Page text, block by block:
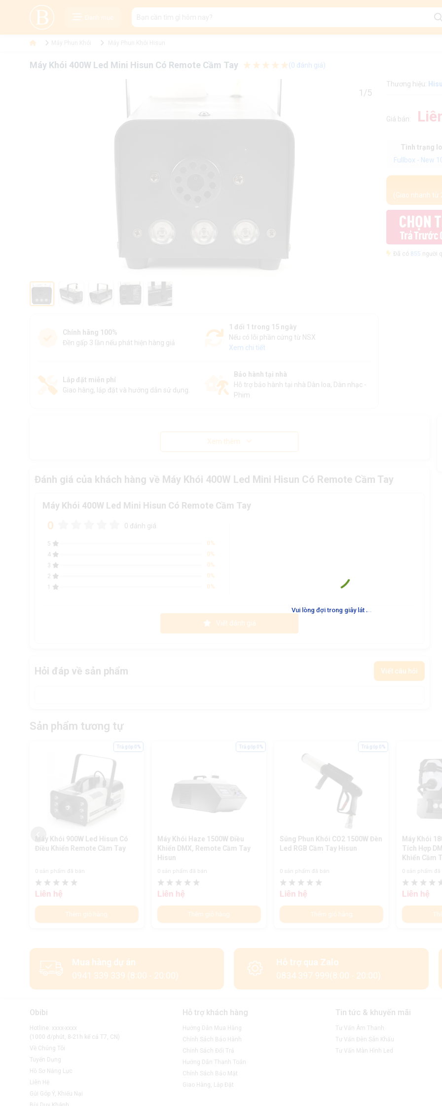
Vui lòng đợi trong giây lát ...
Danh mục
Máy Khói 400W Led Mini Hisun Có Remote Cầm Tay (0 đánh giá)
1/5
Chính hãng 100%
Đền gấp 3 lần nếu phát hiện hàng giả
1 đổi 1 trong 15 ngày
Nếu có lỗi phần cứng từ NSX
Xem chi tiết
Lắp đặt miễn phí
Giao hàng, lắp đặt và hướng dẫn sử dụng.
Bảo hành tại nhà
Hỗ trợ bảo hành tại nhà Dàn loa, Dàn nhạc -
Phim
Thương hiệu:
Giá bán:
Tình trạng
Fullbox - New
(Giao nhanh từ
Đã có 855 người
Xem thêm
Đánh giá của khách hàng về Máy Khói 400W Led Mini Hisun Có Remote Cầm Tay
Máy Khói 400W Led Mini Hisun Có Remote Cầm Tay
0 0 đánh giá
5
0%
4
0%
3
0%
2
0%
1
0%
Viết đánh giá
Hỏi đáp về sản phẩm Viết câu hỏi
Sản phẩm tương tự
Máy Khói 900W Led Hisun Có
Điều Khiển Remote Cầm Tay
0 sản phẩm đã bán
Liên hệ
Thêm giỏ hàng
Trả góp 0%
Máy Khói Haze 1500W Điều
Khiển DMX, Remote Cầm Tay
Hisun
0 sản phẩm đã bán
Liên hệ
Thêm giỏ hàng
Trả góp 0%
Súng Phun Khói CO2 1500W Đèn
Led RGB Cầm Tay Hisun
0 sản phẩm đã bán
Liên hệ
Thêm giỏ hàng
Trả góp 0%
Máy Khói
Tích Hợp
Khiển Cầm
0 sản phẩm đã
Liên hệ
Mua hàng dự án
0941 339 339 (8:00 - 20:00)
Hỗ trợ qua Zalo
0834 397 999(8:00 - 20:00)
Obibi
Hotline: xxxx-xxxx
(1000 đ/phút, 8-21h kể cả T7, CN)
Về Chúng Tôi
Tuyển Dụng
Hồ Sơ Năng Lực
Liên Hệ
Gửi Góp Ý, Khiếu Nại
Hỗ trợ khách hàng
Hướng Dẫn Mua Hàng
Chính Sách Bảo Hành
Chính Sách Đổi Trả
Hướng Dẫn Thanh Toán
Chính Sách Bảo Mật
Giao Hàng, Lắp Đặt
Tin tức & khuyến mãi
Tư Vấn Âm Thanh
Tư Vấn Đèn Sân Khấu
Tư Vấn Màn Hình Led